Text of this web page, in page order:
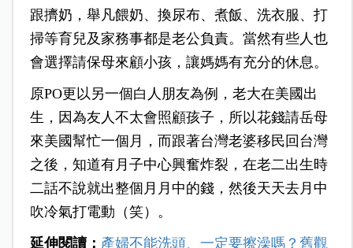
跟擠奶，舉凡餵奶、換尿布、煮飯、洗衣服、打
掃等育兒及家務事都是老公負責。當然有些人也
會選擇請保母來顧小孩，讓媽媽有充分的休息。
原PO更以另一個白人朋友為例，老大在美國出
生，因為友人不太會照顧孩子，所以花錢請岳母
來美國幫忙一個月，而跟著台灣老婆移民回台灣
之後，知道有月子中心興奮炸裂，在老二出生時
二話不說就出整個月月中的錢，然後天天去月中
吹冷氣打電動（笑）。
延伸閱讀： 產婦不能洗頭、一定要擦澡嗎？舊觀